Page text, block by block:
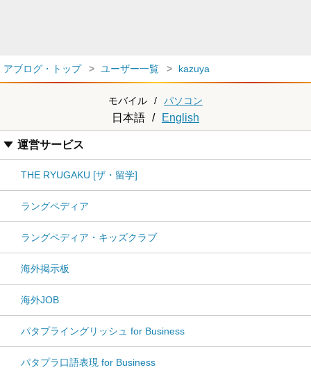
アブログ・トップ ユーザー一覧 kazuya
モバイル / パソコン
日本語 / English
運営サービス
THE RYUGAKU [ザ・留学]
ラングペディア
ラングペディア・キッズクラブ
海外掲示板
海外JOB
パタプライングリッシュ for Business
パタプラ口語表現 for Business